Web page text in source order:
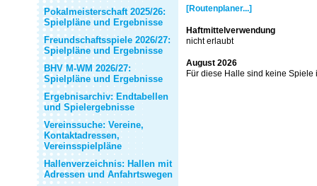
Pokalmeisterschaft 2025/26:
Spielpläne und Ergebnisse
Freundschaftsspiele 2026/27:
Spielpläne und Ergebnisse
BHV M-WM 2026/27:
Spielpläne und Ergebnisse
Ergebnisarchiv: Endtabellen
und Spielergebnisse
Vereinssuche: Vereine,
Kontaktadressen,
Vereinsspielpläne
Hallenverzeichnis: Hallen mit
Adressen und Anfahrtswegen
[Routenplaner...]
Haftmittelverwendung
nicht erlaubt
August 2026
Für diese Halle sind keine